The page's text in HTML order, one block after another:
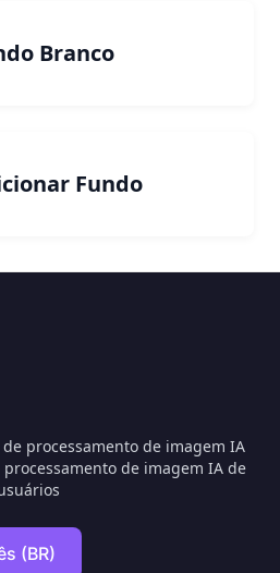
Branco
Fundo
processamento de imagem IA
de imagem IA de
(BR)